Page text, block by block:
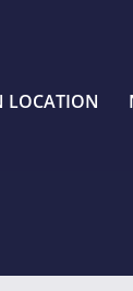
LOCATION